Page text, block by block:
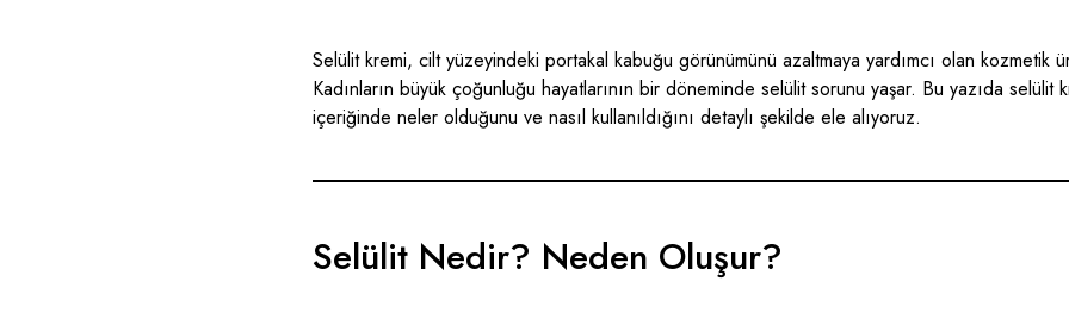
Selülit kremi, cilt yüzeyindeki portakal kabuğu görünümünü azaltmaya yardımcı olan kozmetik
Kadınların büyük çoğunluğu hayatlarının bir döneminde selülit sorunu yaşar. Bu yazıda selülit
içeriğinde neler olduğunu ve nasıl kullanıldığını detaylı şekilde ele alıyoruz.
Selülit Nedir? Neden Oluşur?